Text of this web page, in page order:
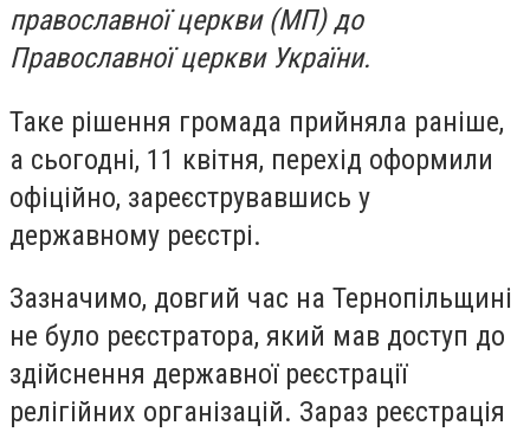
православної церкви (МП) до
Православної церкви України.
Таке рішення громада прийняла раніше,
а сьогодні, 11 квітня, перехід оформили
офіційно, зареєструвавшись у
державному реєстрі.
Зазначимо, довгий час на Тернопільщині
не було реєстратора, який мав доступ до
здійснення державної реєстрації
релігійних організацій. Зараз реєстрація